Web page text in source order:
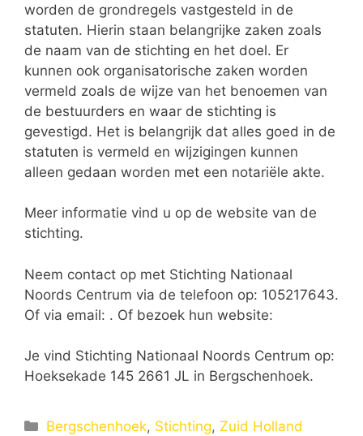
worden de grondregels vastgesteld in de
statuten. Hierin staan belangrijke zaken zoals
de naam van de stichting en het doel. Er
kunnen ook organisatorische zaken worden
vermeld zoals de wijze van het benoemen van
de bestuurders en waar de stichting is
gevestigd. Het is belangrijk dat alles goed in de
statuten is vermeld en wijzigingen kunnen
alleen gedaan worden met een notariële akte.
Meer informatie vind u op de website van de
stichting.
Neem contact op met Stichting Nationaal
Noords Centrum via de telefoon op: 105217643.
Of via email: . Of bezoek hun website:
Je vind Stichting Nationaal Noords Centrum op:
Hoeksekade 145 2661 JL in Bergschenhoek.
Categorieën
Bergschenhoek, Stichting, Zuid Holland